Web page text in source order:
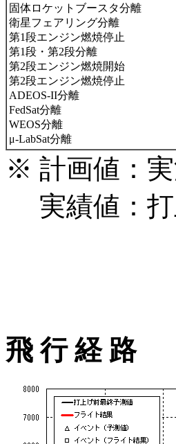
固体ロケットブースタ分離
衛星フェアリング分離
第1段エンジン燃焼停止
第1段・第2段分離
第2段エンジン燃焼開始
第2段エンジン燃焼停止
ADEOS-II分離
FedSat分離
WEOS分離
μ-LabSat分離
※ 計画値：
実績値：打
飛 行 経 路